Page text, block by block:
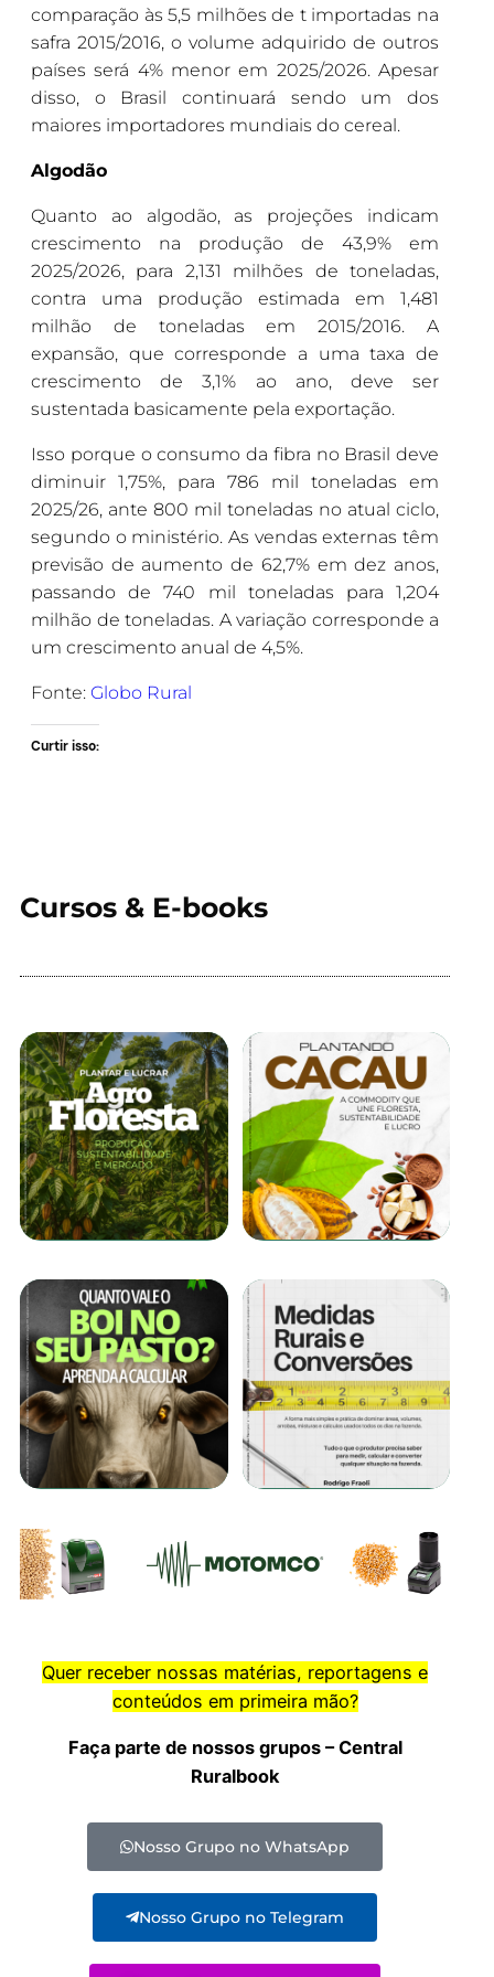
comparação às 5,5 milhões de t importadas na
safra 2015/2016, o volume adquirido de outros
países será 4% menor em 2025/2026. Apesar
disso, o Brasil continuará sendo um dos
maiores importadores mundiais do cereal.
Algodão
Quanto ao algodão, as projeções indicam
crescimento na produção de 43,9% em
2025/2026, para 2,131 milhões de toneladas,
contra uma produção estimada em 1,481
milhão de toneladas em 2015/2016. A
expansão, que corresponde a uma taxa de
crescimento de 3,1% ao ano, deve ser
sustentada basicamente pela exportação.
Isso porque o consumo da fibra no Brasil deve
diminuir 1,75%, para 786 mil toneladas em
2025/26, ante 800 mil toneladas no atual ciclo,
segundo o ministério. As vendas externas têm
previsão de aumento de 62,7% em dez anos,
passando de 740 mil toneladas para 1,204
milhão de toneladas. A variação corresponde a
um crescimento anual de 4,5%.
Fonte: Globo Rural
Curtir isso:
Cursos & E-books
Quer receber nossas matérias, reportagens e
conteúdos em primeira mão?
Faça parte de nossos grupos – Central
Ruralbook
Nosso Grupo no WhatsApp
Nosso Grupo no Telegram